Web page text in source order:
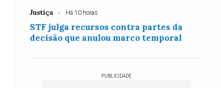
Justiça Há 10 horas
STF julga recursos contra partes da
decisão que anulou marco temporal
PUBLICIDADE